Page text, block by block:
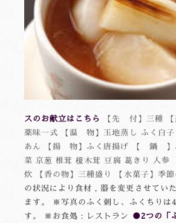
スのお献立はこちら
【先 付】三種
薬味一式 【温 物】玉地蒸し ふく白子
あん 【揚 物】ふく唐揚げ 【 鍋 】
菜 京葱 椎茸 榎木茸 豆腐 葛きり 人
炊 【香の物】三種盛り 【水菓子】季節
の状況により食材，器を変更させてい
ます。 ※写真のふく刺し、ふくちりは
す。 ※お食処：レストラン ●2つの「